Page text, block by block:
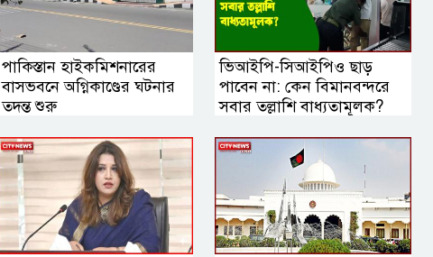
পাকিস্তান হাইকমিশনারের
বাসভবনে অগ্নিকাণ্ডের ঘটনার
তদন্ত শুরু
ভিআইপি-সিআইপিও ছাড়
পাবেন না: কেন বিমানবন্দরে
সবার তল্লাশি বাধ্যতামূলক?